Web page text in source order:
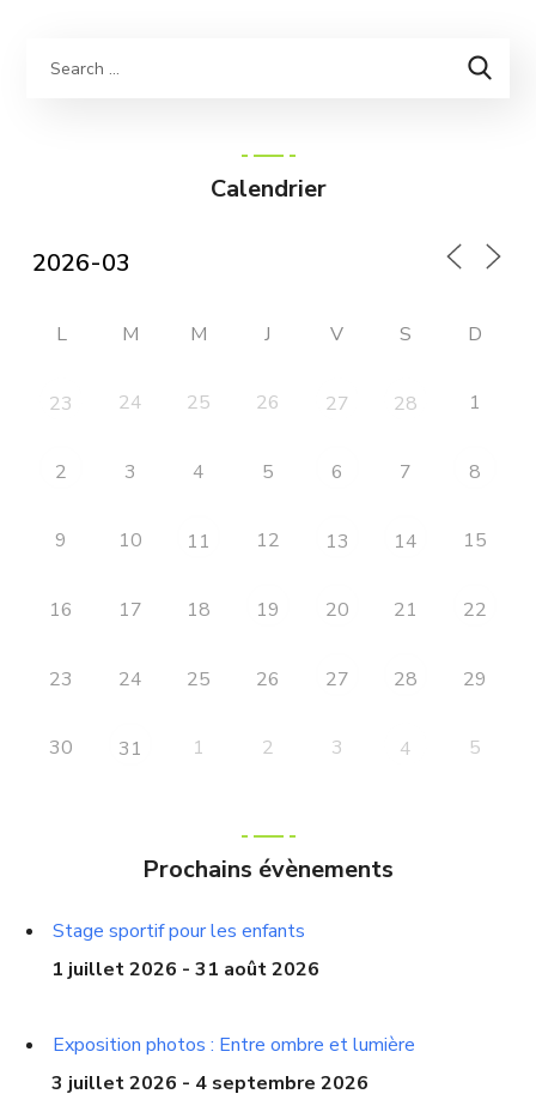
Calendrier
L M M J V S D
23 24 25 26 27 28 1
2 3 4 5 6 7 8
9 10 11 12 13 14 15
16 17 18 19 20 21 22
23 24 25 26 27 28 29
30 31 1 2 3 4 5
Prochains évènements
Stage sportif pour les enfants
1 juillet 2026 - 31 août 2026
Exposition photos : Entre ombre et lumière
3 juillet 2026 - 4 septembre 2026